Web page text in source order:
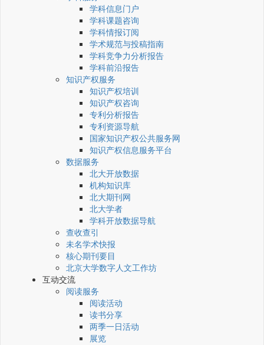
学科信息门户
学科课题咨询
学科情报订阅
学术规范与投稿指南
学科竞争力分析报告
学科前沿报告
知识产权服务
知识产权培训
知识产权咨询
专利分析报告
专利资源导航
国家知识产权公共服务网
知识产权信息服务平台
数据服务
北大开放数据
机构知识库
北大期刊网
北大学者
学科开放数据导航
查收查引
未名学术快报
核心期刊要目
北京大学数字人文工作坊
互动交流
阅读服务
阅读活动
读书分享
两季一日活动
展览